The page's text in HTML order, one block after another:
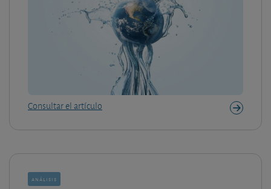
Consultar el artículo
análisis